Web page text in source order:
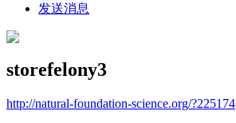
发送消息
storefelony3
http://natural-foundation-science.org/?225174